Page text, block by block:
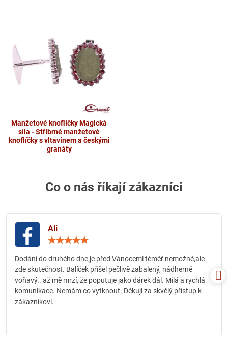
Manžetové knoflíčky Magická
síla - Stříbrné manžetové
knoflíčky s vltavínem a českými
granáty
Co o nás říkají zákazníci
Ali
5
Dodání do druhého dne,je před Vánocemi téměř nemožné,ale
zde skutečnost. Balíček přišel pečlivě zabalený, nádherně
voňavý.. až mě mrzí, že poputuje jako dárek dál. Milá a rychlá
komunikace. Nemám co vytknout. Děkuji za skvělý přístup k
zákazníkovi.